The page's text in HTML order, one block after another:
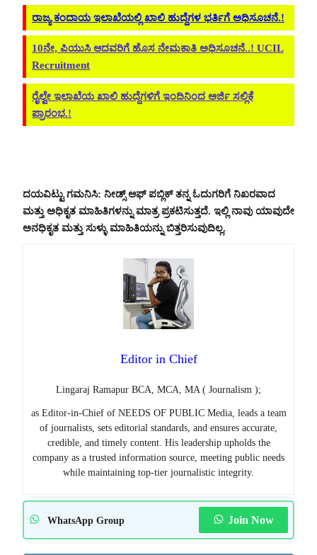
ರಾಜ್ಯ ಕಂದಾಯ ಇಲಾಖೆಯಲ್ಲಿ ಖಾಲಿ ಹುದ್ದೆಗಳ ಭರ್ತಿಗೆ ಅಧಿಸೂಚನೆ.!
10ನೇ, ಪಿಯುಸಿ ಆದವರಿಗೆ ಹೊಸ ನೇಮಕಾತಿ ಅಧಿಸೂಚನೆ..! UCIL
Recruitment
ರೈಲ್ವೇ ಇಲಾಖೆಯ ಖಾಲಿ ಹುದ್ದೆಗಳಿಗೆ ಇಂದಿನಿಂದ ಅರ್ಜಿ ಸಲ್ಲಿಕೆ
ಪ್ರಾರಂಭ.!
ದಯವಿಟ್ಟು ಗಮನಿಸಿ: ನೀಡ್ಸ್ ಆಫ್ ಪಬ್ಲಿಕ್ ತನ್ನ ಓದುಗರಿಗೆ ನಿಖರವಾದ
ಮತ್ತು ಅಧಿಕೃತ ಮಾಹಿತಿಗಳನ್ನು ಮಾತ್ರ ಪ್ರಕಟಿಸುತ್ತದೆ. ಇಲ್ಲಿ ನಾವು ಯಾವುದೇ
ಅನಧಿಕೃತ ಮತ್ತು ಸುಳ್ಳು ಮಾಹಿತಿಯನ್ನು ಬಿತ್ತರಿಸುವುದಿಲ್ಲ.
Editor in Chief
Lingaraj Ramapur BCA, MCA, MA ( Journalism );
as Editor-in-Chief of NEEDS OF PUBLIC Media, leads a team
of journalists, sets editorial standards, and ensures accurate,
credible, and timely content. His leadership upholds the
company as a trusted information source, meeting public needs
while maintaining top-tier journalistic integrity.
WhatsApp Group Join Now